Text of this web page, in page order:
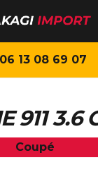
06 13 08 69 07
911 3.6
Coupé